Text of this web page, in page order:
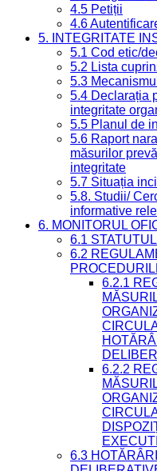
4.5 Petiții
4.6
5. INTEGRITATE
5.1 Cod etic/
5.2 Lista
5.3
5.4 Declarația
integritate
5.5 Planul de
5.6 Raport
măsurilor
integritate
5.7 Situația
5.8. Studii/
informative
6. MONITORUL
6.1
6.2
6.2.1
6.2.2
6.3